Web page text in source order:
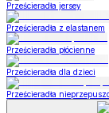
Prześcieradła jersey
Prześcieradła z elastanem
Prześcieradła płócienne
Prześcieradła dla dzieci
Prześcieradła